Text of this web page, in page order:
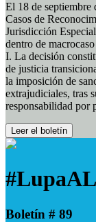
El 18 de septiembre
Casos de
Jurisdicción
dentro de
I. La decisión
de justicia
la imposición de
extrajudiciales, tras
responsabilidad por
Leer el boletín
Boletín # 89